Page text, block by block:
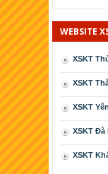
WEBSITE
XSKT
XSKT
XSKT
XSKT Ðà
XSKT